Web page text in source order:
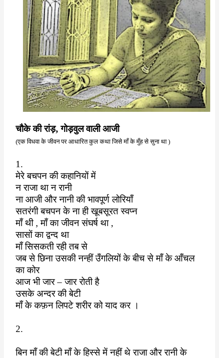
चौके की रांड़,गोड़वुल वाली आजी
(एक विधवा के जीवन पर आधारित कुल कथा जिसे माँ के मुँह से सुना था )
1.
मेरे बचपन की कहानियों में
न राजा था न रानी
ना आजी और नानी की भावपूर्ण लोरियाँ
सतरंगी बचपन के ना ही खूबसूरत स्वप्न
माँ थी ,माँ का जीवन संघर्ष था ,
सासों का द्वन्द था
माँ सिसकती रही तब से
जब से छिना उसकी नन्हीं उँगलियों के बीच से माँ के आँचल
का कोर
आज भी जार – जार रोती है
उसके अन्दर की बेटी
माँ के कफ़न लिपटे शरीर को याद कर ।
2.
बिन माँ की बेटी माँ के हिस्से में नहीं थे राजा और रानी के